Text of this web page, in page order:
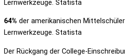
Lernwerkzeuge. Statista
64% der amerikanischen
Lernwerkzeuge. Statista
Der Rückgang der College-